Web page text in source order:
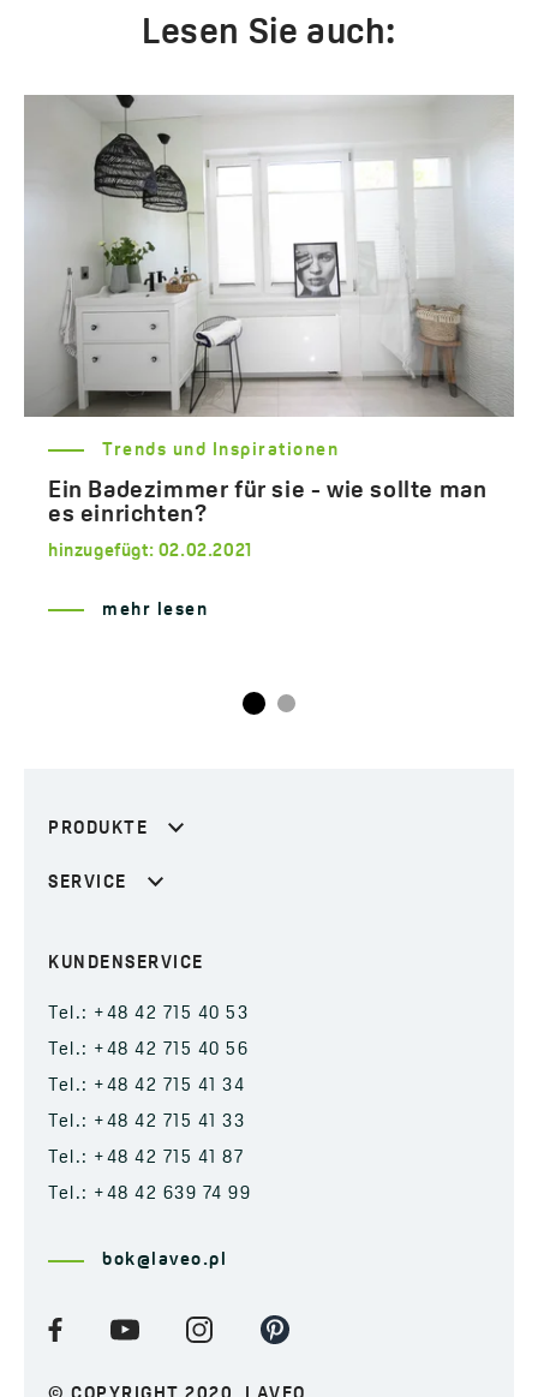
Lesen Sie auch:
Trends und Inspirationen
Ein Badezimmer für sie - wie sollte man
es einrichten?
hinzugefügt: 02.02.2021
mehr lesen
PRODUKTE
SERVICE
KUNDENSERVICE
Tel.: +48 42 715 40 53
Tel.: +48 42 715 40 56
Tel.: +48 42 715 41 34
Tel.: +48 42 715 41 33
Tel.: +48 42 715 41 87
Tel.: +48 42 639 74 99
bok@laveo.pl